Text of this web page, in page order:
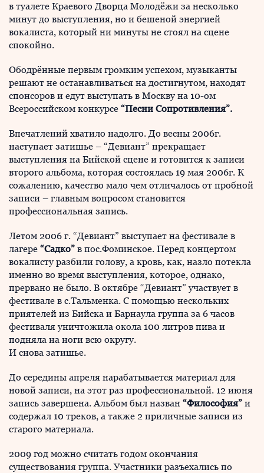
в туалете Краевого Дворца Молодёжи за несколько
минут до выступления, но и бешеной энергией
вокалиста, который ни минуты не стоял на сцене
спокойно.
Ободрённые первым громким успехом, музыканты
решают не останавливаться на достигнутом, находят
спонсоров и едут выступать в Москву на 10-ом
Всероссийском конкурсе “Песни Сопротивления”.
Впечатлений хватило надолго. До весны 2006г.
наступает затишье – “Девиант” прекращает
выступления на Бийской сцене и готовится к записи
второго альбома, которая состоялась 19 мая 2006г. К
сожалению, качество мало чем отличалось от пробной
записи – главным вопросом становится
профессиональная запись.
Летом 2006 г. “Девиант” выступает на фестивале в
лагере “Садко” в пос.Фоминское. Перед концертом
вокалисту разбили голову, а кровь, как, назло потекла
именно во время выступления, которое, однако,
прервано не было. В октябре “Девиант” участвует в
фестивале в с.Тальменка. С помощью нескольких
приятелей из Бийска и Барнаула группа за 6 часов
фестиваля уничтожила окола 100 литров пива и
подняла на ноги всю округу.
И снова затишье.
До середины апреля нарабатывается материал для
новой записи, на этот раз профессиональной. 12 июня
запись завершена. Альбом был назван “Философия” и
содержал 10 треков, а также 2 приличные записи из
старого материала.
2009 год можно считать годом окончания
существования группа. Участники разъехались по